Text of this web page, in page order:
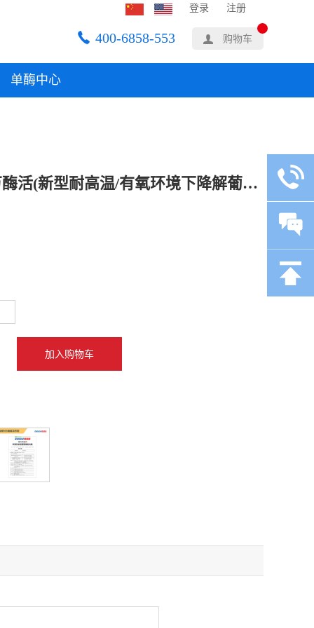
购物车
400-6858-553
登录 注册
单酶中心
夏盛固体饲料葡萄糖氧化酶1万酶活(新型耐高温/有氧环境下降解葡萄糖)SDG-2442 1kg